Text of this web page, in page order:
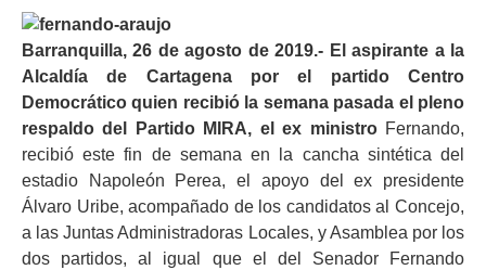
Barranquilla, 26 de agosto de 2019.- El aspirante a la
Alcaldía de Cartagena por el partido Centro
Democrático quien recibió la semana pasada el pleno
respaldo del Partido MIRA, el ex ministro Fernando,
recibió este fin de semana en la cancha sintética del
estadio Napoleón Perea, el apoyo del ex presidente
Álvaro Uribe, acompañado de los candidatos al Concejo,
a las Juntas Administradoras Locales, y Asamblea por los
dos partidos, al igual que el del Senador Fernando